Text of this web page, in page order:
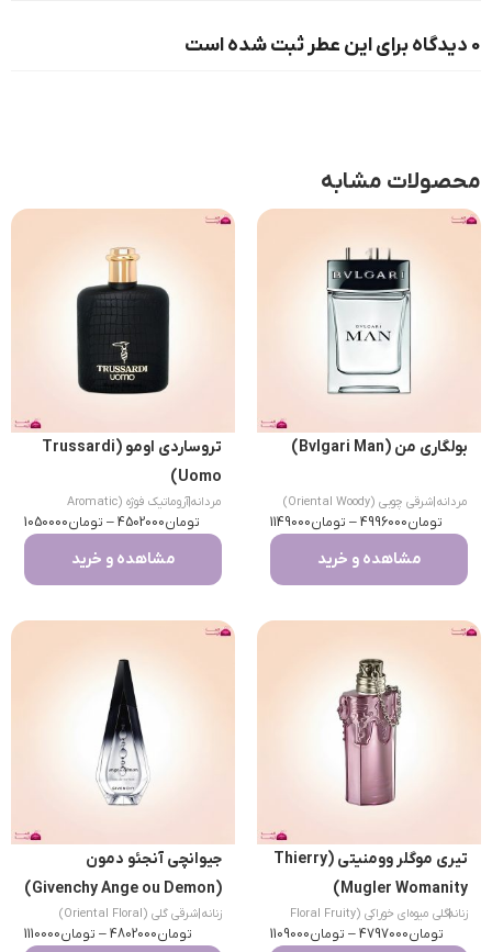
0 دیدگاه برای این عطر ثبت شده است
محصولات مشابه
بولگاری من (Bvlgari Man)
مردانه شرقی چوبی (Oriental Woody)
تومان4996000
– تومان1149000
مشاهده و خرید
تروساردی اومو (Trussardi
Uomo)
مردانه|
آروماتیک فوژه (Aromatic
Fougere)
تومان4502000
– تومان1050000
مشاهده و خرید
تیری موگلر وومنیتی (Thierry
Mugler Womanity)
زنانه
|
گلی میوه‌ای خوراکی (Floral Fruity
Gourmand)
تومان4797000
– تومان1109000
جیوانچی آنجئو دمون
(Givenchy Ange ou Demon)
زنانه شرقی گلی (Oriental Floral)
تومان4802000
– تومان1110000